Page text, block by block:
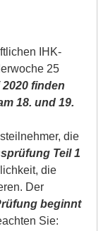
IHK-
25
finden
18. und 19.
die
Teil 1
die
Der
beginnt
Sie: